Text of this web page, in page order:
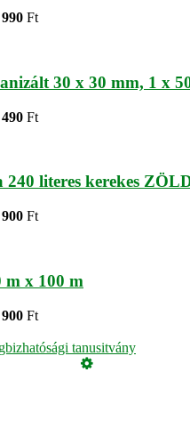
Ft
30 x 30 mm, 1 x
Ft
literes kerekes
Ft
m x 100 m
Ft
tanusitvány